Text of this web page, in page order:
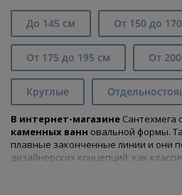
До 145 см От 150 до
От 175 до 195 см От
Круглые
В интернет-магазине Сантехмега
каменных ванн овальной формы.
плавные законченные линии и они
дизайнерских концепций: как
На данной странице нашего